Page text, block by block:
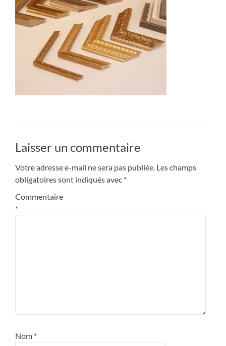
Laisser un commentaire
Votre adresse e-mail ne sera pas publiée. Les champs
obligatoires sont indiqués avec *
Commentaire
*
Nom *